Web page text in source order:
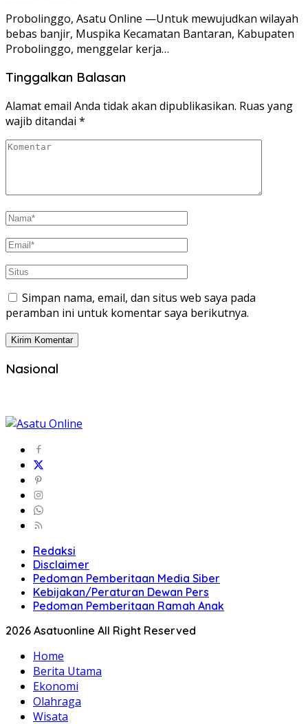
Probolinggo, Asatu Online —Untuk mewujudkan wilayah
bebas banjir, Muspika Kecamatan Bantaran, Kabupaten
Probolinggo, menggelar kerja…
Tinggalkan Balasan
Alamat email Anda tidak akan dipublikasikan. Ruas yang
wajib ditandai *
Simpan nama, email, dan situs web saya pada
peramban ini untuk komentar saya berikutnya.
Nasional
Redaksi
Disclaimer
Pedoman Pemberitaan Media Siber
Kebijakan/Peraturan Dewan Pers
Pedoman Pemberitaan Ramah Anak
2026 Asatuonline All Right Reserved
Home
Berita Utama
Ekonomi
Olahraga
Wisata